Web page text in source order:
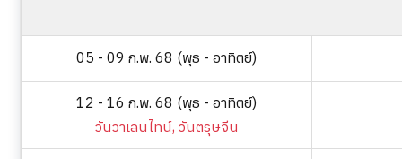
05 - 09 ก.พ. 68 (พุธ - อาทิตย์)
12 - 16 ก.พ. 68 (พุธ - อาทิตย์)
วันวาเลนไทน์, วันตรุษจีน